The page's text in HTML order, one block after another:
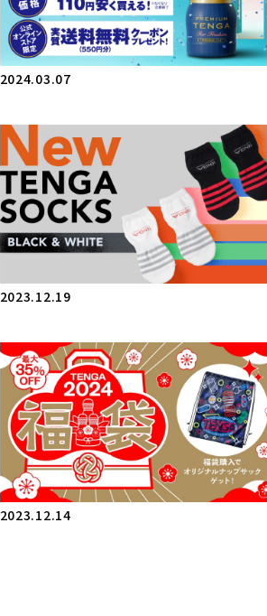
2024.03.07
2023.12.19
2023.12.14